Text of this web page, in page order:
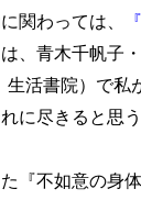
関わっては、
、青木千帆子
生活書院）で
に尽きると思う
『不如意の身